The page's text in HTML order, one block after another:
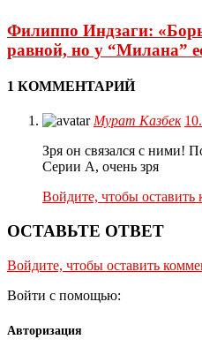
Филиппо Индзаги:
равной, но у “Милана”
1 КОММЕНТАРИЙ
Мурат Казбек
Зря он связался с ними!
Серии А, очень зря
Войдите, чтобы оставить
ОСТАВЬТЕ ОТВЕТ
Войдите, чтобы оставить
Войти с помощью:
Авторизация